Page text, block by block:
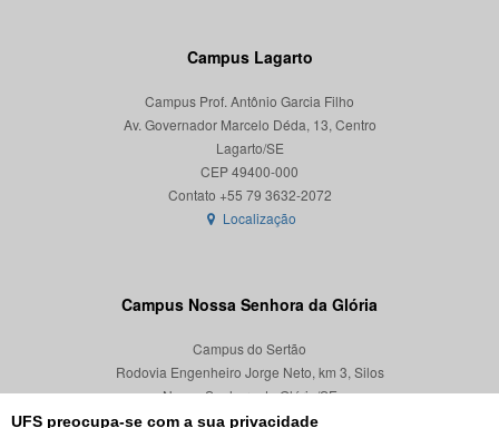
UFS preocupa-se com a sua privacidade
Campus Lagarto
Campus Prof. Antônio Garcia Filho
Av. Governador Marcelo Déda, 13, Centro
Lagarto/SE
CEP 49400-000
Localização
Campus Nossa Senhora da Glória
Campus do Sertão
Rodovia Engenheiro Jorge Neto, km 3, Silos
Nossa Senhora da Glória/SE
CEP 49680-000